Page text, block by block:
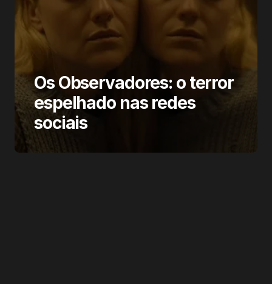
Os Observadores: o terror
espelhado nas redes
sociais